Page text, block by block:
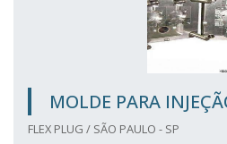
MOLDE PARA
FLEX PLUG / SÃO PAULO - SP